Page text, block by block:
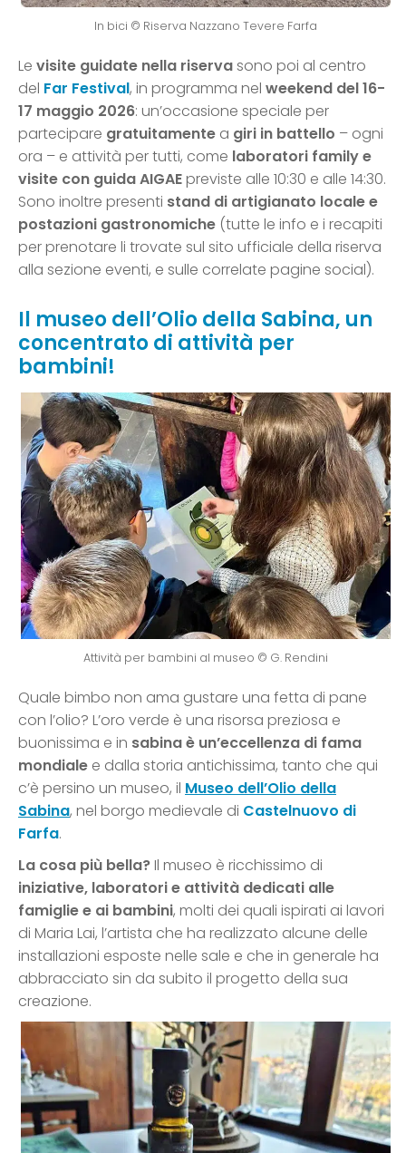
In bici © Riserva Nazzano Tevere Farfa
Le visite guidate nella riservasono poi al centro
del Far Festival, in programma nel weekend del 16-
17 maggio 2026: un’occasione speciale per
partecipare gratuitamente a giri in battello – ogni
ora – e attività per tutti, come laboratori family e
visite con guida AIGAEpreviste alle 10:30 e alle 14:30.
Sono inoltre presenti stand di artigianato locale e
postazioni gastronomiche (tutte le info e i recapiti
per prenotare li trovate sul sito ufficiale della riserva
alla sezione eventi, e sulle correlate pagine social).
Il museo dell’Olio della Sabina, un
concentrato di attività per
bambini!
Attività per bambini al museo © G. Rendini
Quale bimbo non ama gustare una fetta di pane
con l’olio? L’oro verde è una risorsa preziosa e
buonissima e in sabina è un’eccellenza di fama
mondiale e dalla storia antichissima, tanto che qui
c’è persino un museo, il Museo dell’Olio della
Sabina, nel borgo medievale di Castelnuovo di
Farfa.
La cosa più bella?Il museo è ricchissimo di
iniziative, laboratori e attività dedicati alle
famiglie e ai bambini, molti dei quali ispirati ai lavori
di Maria Lai, l’artista che ha realizzato alcune delle
installazioni esposte nelle sale e che in generale ha
abbracciato sin da subito il progetto della sua
creazione.